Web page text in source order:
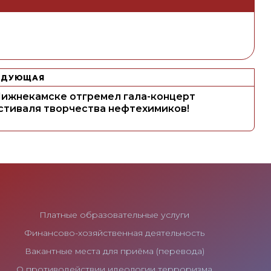
отгремел гала-концерт
творчества нефтехимиков!
Платные образовательные услуги
Финансово-хозяйственная деятельность
Вакантные места для приёма (перевода)